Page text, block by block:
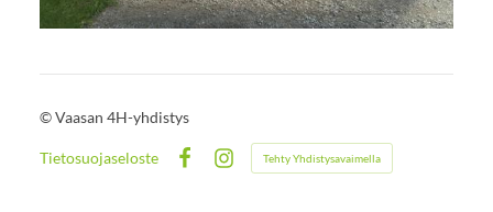
©Vaasan 4H-yhdistys
Tietosuojaseloste
Instagram
Tehty Yhdistysavaimella